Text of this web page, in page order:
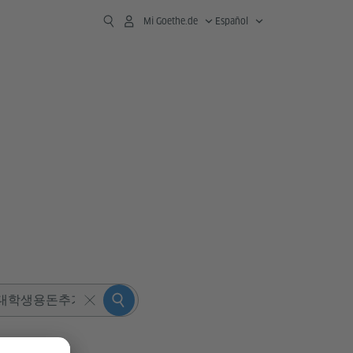
Mi Goethe.de Español